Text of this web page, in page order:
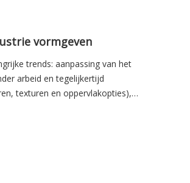
vormgeven
trends: aanpassing van het
arbeid en tegelijkertijd
texturen en oppervlakopties),